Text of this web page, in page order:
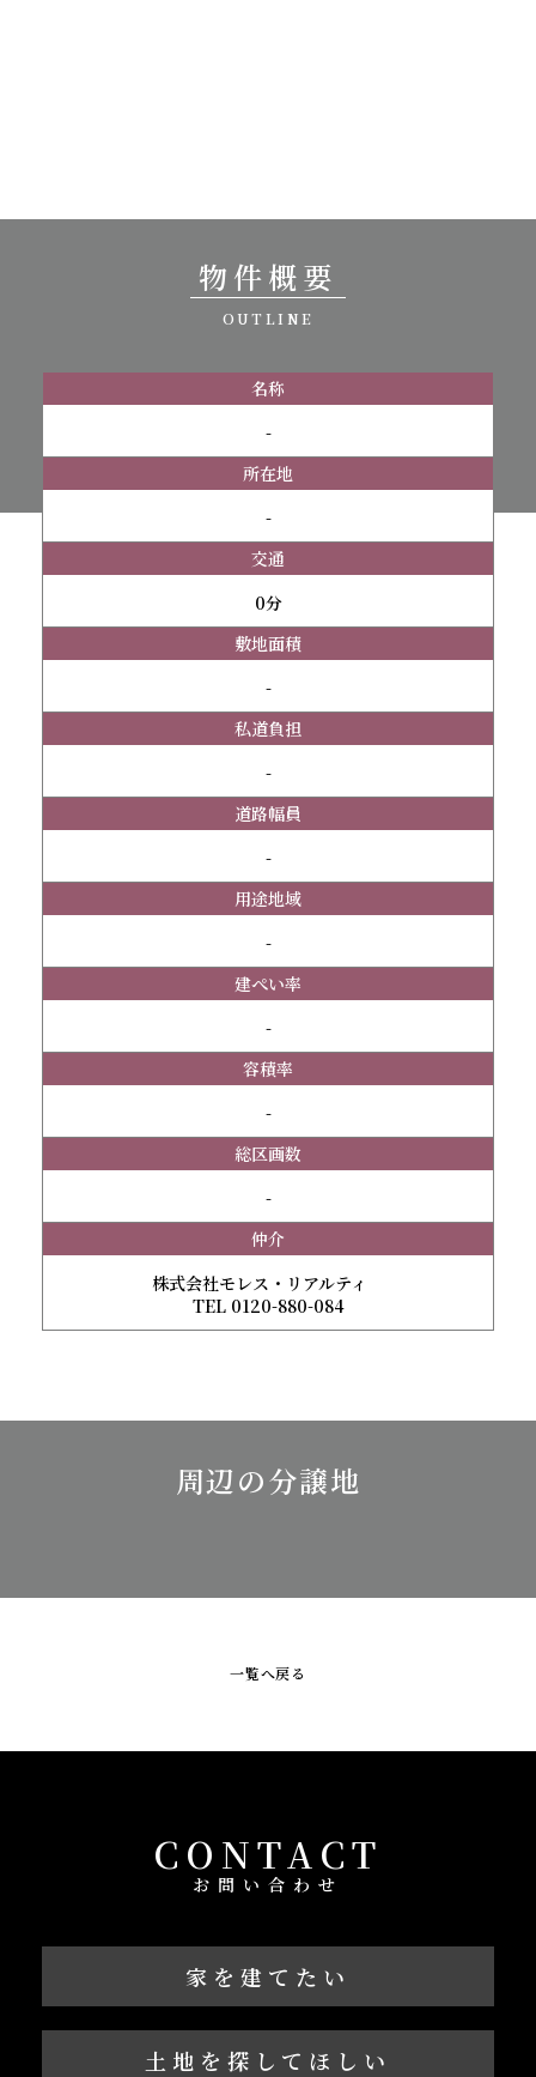
物件概要
OUTLINE
名称
-
所在地
-
交通
0分
敷地面積
-
私道負担
-
道路幅員
-
用途地域
-
建ぺい率
-
容積率
-
総区画数
-
仲介
株式会社モレス・リアルティ
TEL 0120-880-084
周辺の分譲地
一覧へ戻る
CONTACT
お問い合わせ
家を建てたい
土地を探してほしい